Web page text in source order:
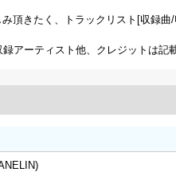
頂きたく、トラックリスト[収録
アーティスト他、クレジットは記